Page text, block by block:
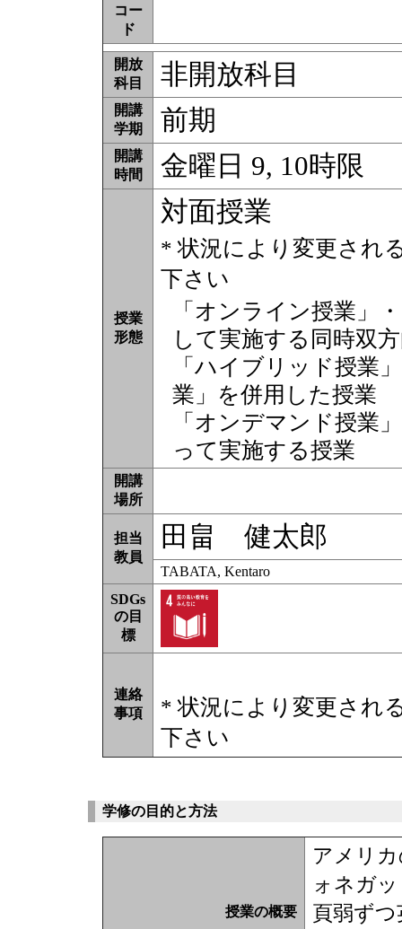
コー
ド
開放
科目
非開放科目
開講
学期
前期
開講
時間
金曜日 9, 10時限
授業
形態
対面授業
* 状況により変更され
下さい
「オンライン授業」
して実施する同時双
「ハイブリッド授業
業」を併用した授業
「オンデマンド授業
って実施する授業
開講
場所
担当
教員
田畠 健太郎
TABATA, Kentaro
SDGs
の目
標
連絡
事項
* 状況により変更され
下さい
学修の目的と方法
授業の概要
アメリ
ォネガ
頁弱ず